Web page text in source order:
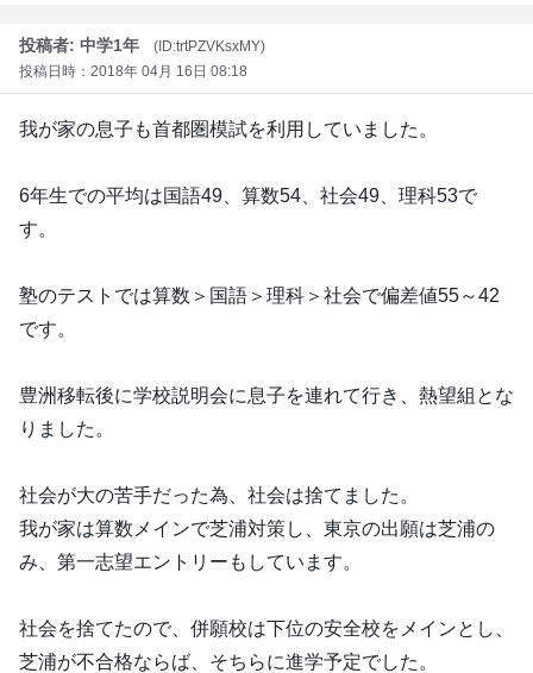
投稿者: 中学1年
(ID:trtPZVKsxMY)
投稿日時：2018年 04月 16日 08:18
我が家の息子も首都圏模試を利用していました。
6年生での平均は国語49、算数54、社会49、理科53で
す。
塾のテストでは算数＞国語＞理科＞社会で偏差値55～42
です。
豊洲移転後に学校説明会に息子を連れて行き、熱望組とな
りました。
社会が大の苦手だった為、社会は捨てました。
我が家は算数メインで芝浦対策し、東京の出願は芝浦の
み、第一志望エントリーもしています。
社会を捨てたので、併願校は下位の安全校をメインとし、
芝浦が不合格ならば、そちらに進学予定でした。